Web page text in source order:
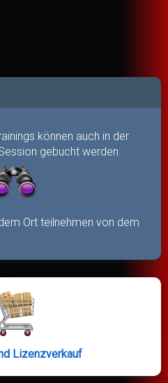
können auch in der
gebucht werden.
Ort teilnehmen von dem
Lizenzverkauf